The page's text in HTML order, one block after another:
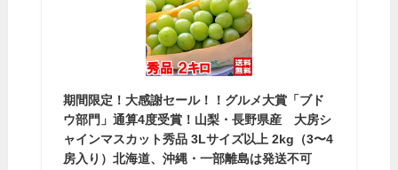
期間限定！大感謝セール！！グルメ大賞「ブド
ウ部門」通算4度受賞！山梨・長野県産 大房シ
ャインマスカット秀品 3Lサイズ以上 2kg（3〜4
房入り）北海道、沖縄・一部離島は発送不可